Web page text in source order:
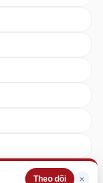
Theo dõi ×